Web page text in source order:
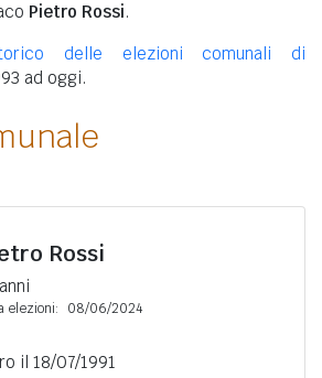
Pietro Rossi.
delle elezioni comunali di
ad oggi.
Rossi
elezioni: 08/06/2024
il 18/07/1991